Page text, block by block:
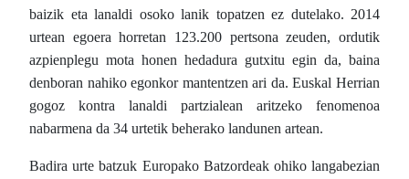
baizik eta lanaldi osoko lanik topatzen ez dutelako. 2014
urtean egoera horretan 123.200 pertsona zeuden, ordutik
azpienplegu mota honen hedadura gutxitu egin da, baina
denboran nahiko egonkor mantentzen ari da. Euskal Herrian
gogoz kontra lanaldi partzialean aritzeko fenomenoa
nabarmena da 34 urtetik beherako landunen artean.
Badira urte batzuk Europako Batzordeak ohiko langabezian